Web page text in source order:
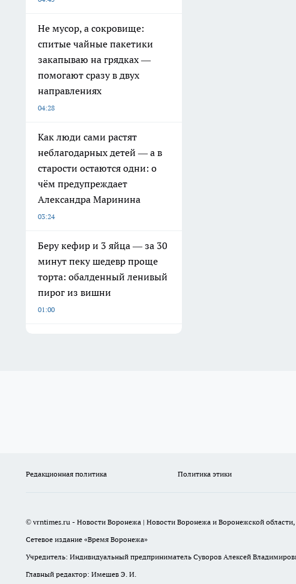
Не мусор, а сокровище:
спитые чайные пакетики
закапываю на грядках —
помогают сразу в двух
направлениях
04:28
Как люди сами растят
неблагодарных детей — а в
старости остаются одни: о
чём предупреждает
Александра Маринина
03:24
Беру кефир и 3 яйца — за 30
минут пеку шедевр проще
торта: обалденный ленивый
пирог из вишни
01:00
Редакционная политика Политика этики
© vrntimes.ru - Новости Воронежа | Новости Воронежа и Воронежской области,
Сетевое издание «Время Воронежа»
Учредитель: Индивидуальный предприниматель Суворов Алексей
Главный редактор: Имешев Э. И.